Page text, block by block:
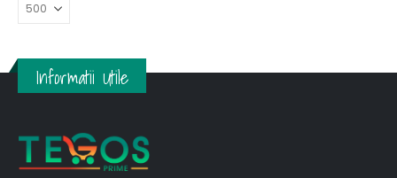
Informatii Utile